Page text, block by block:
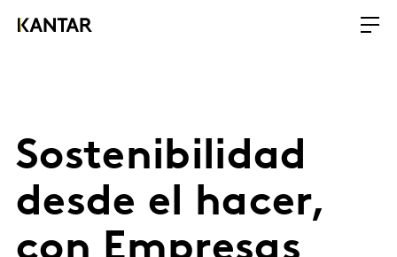
Sostenibilidad
desde el hacer,